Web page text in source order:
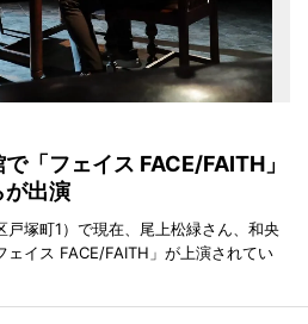
「フェイス FACE/FAITH」
出演
塚町1）で現在、尾上松緑さん、和央
ェイス FACE/FAITH」が上演されてい